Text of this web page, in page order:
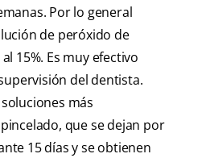
Por lo general
de peróxido de
15%. Es muy efectivo
del dentista.
más
que se dejan por
15 días y se obtienen